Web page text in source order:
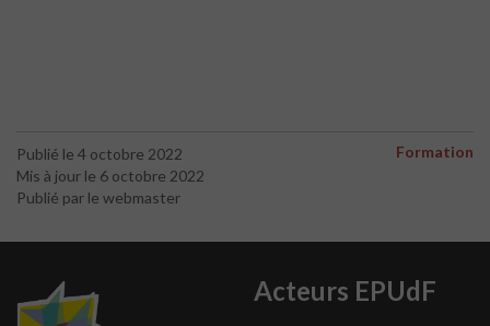
Publié le 4 octobre 2022
Mis à jour le 6 octobre 2022
Publié par le webmaster
Formation
Acteurs EPUdF